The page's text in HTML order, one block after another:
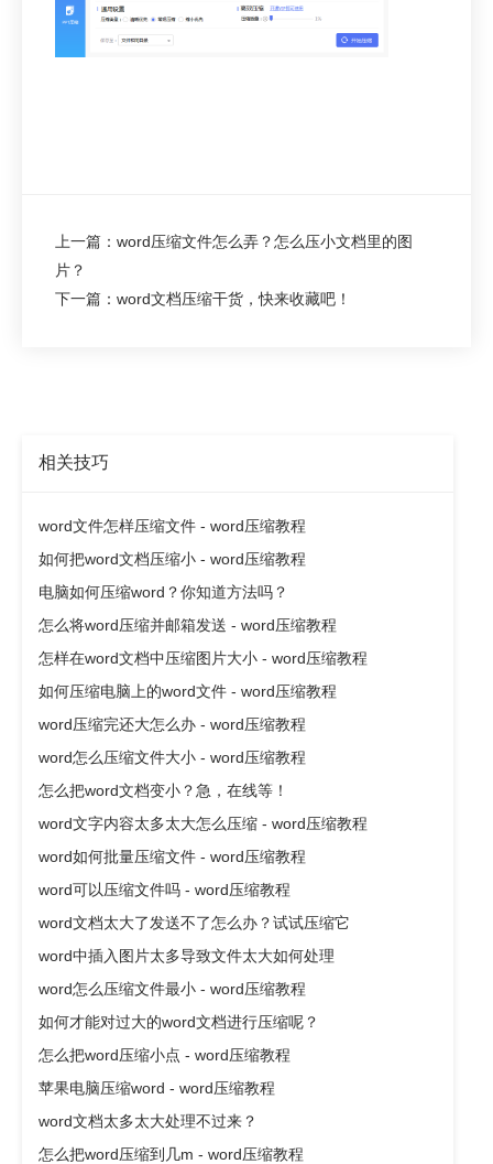
上一篇：word压缩文件怎么弄？怎么压小文档里的图
片？
下一篇：word文档压缩干货，快来收藏吧！
相关技巧
word文件怎样压缩文件 - word压缩教程
如何把word文档压缩小 - word压缩教程
电脑如何压缩word？你知道方法吗？
怎么将word压缩并邮箱发送 - word压缩教程
怎样在word文档中压缩图片大小 - word压缩教程
如何压缩电脑上的word文件 - word压缩教程
word压缩完还大怎么办 - word压缩教程
word怎么压缩文件大小 - word压缩教程
怎么把word文档变小？急，在线等！
word文字内容太多太大怎么压缩 - word压缩教程
word如何批量压缩文件 - word压缩教程
word可以压缩文件吗 - word压缩教程
word文档太大了发送不了怎么办？试试压缩它
word中插入图片太多导致文件太大如何处理
word怎么压缩文件最小 - word压缩教程
如何才能对过大的word文档进行压缩呢？
怎么把word压缩小点 - word压缩教程
苹果电脑压缩word - word压缩教程
word文档太多太大处理不过来？
怎么把word压缩到几m - word压缩教程